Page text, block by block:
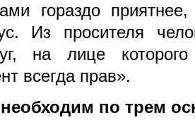
гораздо
Из просителя
на лице
всегда прав».
по трем